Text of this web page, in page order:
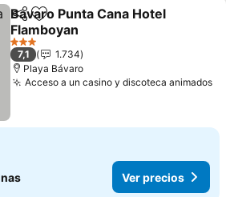
CompartirAgregar a favoritos
Bavaro Punta Cana Hotel
Flamboyan
Ver precios
3 Estrellas
7,1
1.734
Playa Bávaro
Acceso a un casino y discoteca animados
Ver precios